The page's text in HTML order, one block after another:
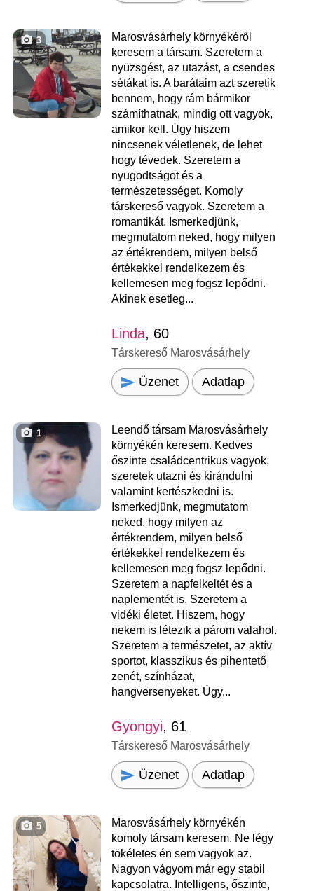
3
Marosvásárhely környékéről
keresem a társam. Szeretem a
nyüzsgést, az utazást, a csendes
sétákat is. A barátaim azt szeretik
bennem, hogy rám bármikor
számíthatnak, mindig ott vagyok,
amikor kell. Úgy hiszem
nincsenek véletlenek, de lehet
hogy tévedek. Szeretem a
nyugodtságot és a
természetességet. Komoly
társkereső vagyok. Szeretem a
romantikát. Ismerkedjünk,
megmutatom neked, hogy milyen
az értékrendem, milyen belső
értékekkel rendelkezem és
kellemesen meg fogsz lepődni.
Akinek esetleg...
Linda, 60
Társkereső Marosvásárhely
Üzenet Adatlap
1
Leendő társam Marosvásárhely
környékén keresem. Kedves
őszinte családcentrikus vagyok,
szeretek utazni és kirándulni
valamint kertészkedni is.
Ismerkedjünk, megmutatom
neked, hogy milyen az
értékrendem, milyen belső
értékekkel rendelkezem és
kellemesen meg fogsz lepődni.
Szeretem a napfelkeltét és a
naplementét is. Szeretem a
vidéki életet. Hiszem, hogy
nekem is létezik a párom valahol.
Szeretem a természetet, az aktív
sportot, klasszikus és pihentető
zenét, színházat,
hangversenyeket. Úgy...
Gyongyi, 61
Társkereső Marosvásárhely
Üzenet Adatlap
5
Marosvásárhely környékén
komoly társam keresem. Ne légy
tökéletes én sem vagyok az.
Nagyon vágyom már egy stabil
kapcsolatra. Intelligens, őszinte,